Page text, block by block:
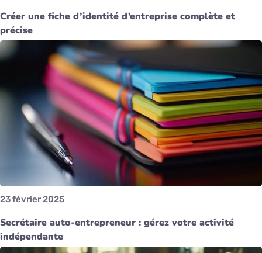
Créer une fiche d’identité d’entreprise complète et
précise
23 février 2025
Secrétaire auto-entrepreneur : gérez votre activité
indépendante